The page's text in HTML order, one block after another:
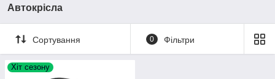
Автокрісла
Сортування 0 Фільтри
Хіт сезону